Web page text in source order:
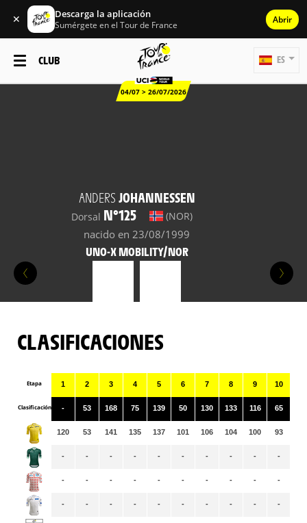
✕ Descarga la aplicación
Sumérgete en el Tour de France Abrir
CLUB
04/07 > 26/07/2026
ES
ANDERS JOHANNESSEN
Dorsal N°125 (NOR)
nacido en 23/08/1999
UNO-X MOBILITY/NOR
CLASIFICACIONES
Etapa
Clasificación
1
-
120
-
-
-
2
53
53
-
-
-
3
168
141
-
-
-
4
75
135
-
-
-
5
139
137
-
-
-
6
50
101
-
-
-
7
130
106
-
-
-
8
133
104
-
-
-
9
116
100
-
-
-
10
65
93
-
-
-